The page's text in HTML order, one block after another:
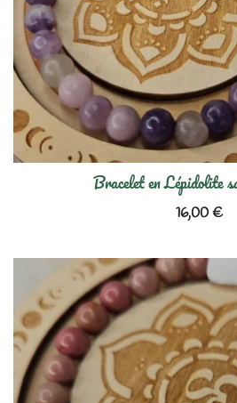
Bracelet en Lépidolite
16,00€